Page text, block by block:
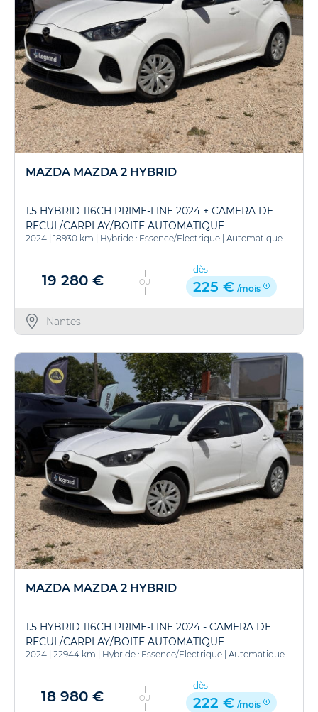
MAZDA MAZDA 2 HYBRID
1.5 HYBRID 116CH PRIME-LINE 2024 + CAMERA DE
RECUL/CARPLAY/BOITE AUTOMATIQUE
2024 | 18930 km | Hybride : Essence/Electrique | Automatique
19 280 € OU
dès
225 € /mois
Nantes
MAZDA MAZDA 2 HYBRID
1.5 HYBRID 116CH PRIME-LINE 2024 - CAMERA DE
RECUL/CARPLAY/BOITE AUTOMATIQUE
2024 22944 km Hybride : Essence/Electrique Automatique
18 980 € OU
dès
222 € /mois